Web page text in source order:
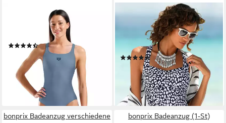
Badeanzug W DYNAMO ONE
(89)
23,99 € UVP 34,95 €
-31%
lieferbar - in 1-2 Werktagen bei dir
+3
LASCANA
Badeanzug mit trendigem
schwarz-weiß Druck und
Shaping-Effekt
(124)
ab 69,99 € 89,99 €
lieferbar - in 1-2 Werktagen bei dir
bonprix Badeanzug verschiedene
bonprix Badeanzug (1-St)